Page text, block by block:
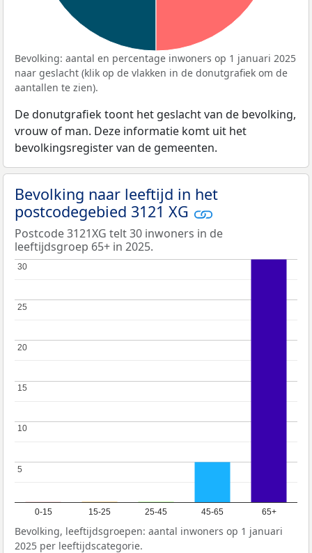
Bevolking: aantal en percentage inwoners op 1 januari 2025
naar geslacht (klik op de vlakken in de donutgrafiek om de
aantallen te zien).
De donutgrafiek toont het geslacht van de bevolking,
vrouw of man. Deze informatie komt uit het
bevolkingsregister van de gemeenten.
Bevolking naar leeftijd in het
postcodegebied 3121 XG
Postcode 3121XG telt 30 inwoners in de
leeftijdsgroep 65+ in 2025.
0-15 15-25 25-45 45-65 65+
5
5
10
10
15
15
20
20
25
25
30
30
Bevolking, leeftijdsgroepen: aantal inwoners op 1 januari
2025 per leeftijdscategorie.